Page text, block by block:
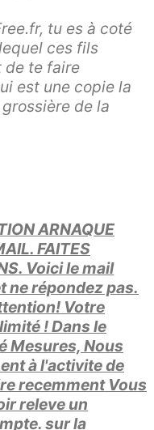
tu es à coté
ces fils
de te faire
est une copie la
de la
ARNAQUE
FAITES
Voici le mail
ne répondez pas.
Votre
! Dans le
Mesures, Nous
à l'activite de
recemment Vous
releve un
sur la